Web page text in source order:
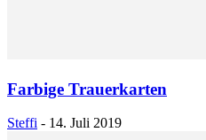
Farbige Trauerkarten
Steffi - 14. Juli 2019